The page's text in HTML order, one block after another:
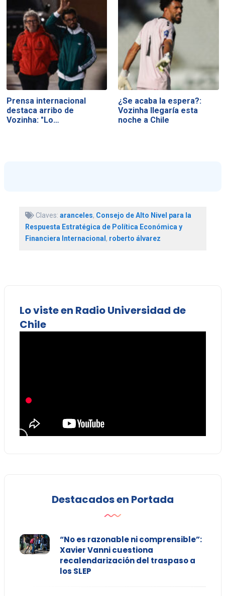
Prensa internacional
destaca arribo de
Vozinha: "Lo…
¿Se acaba la espera?:
Vozinha llegaría esta
noche a Chile
Claves: aranceles, Consejo de Alto Nivel para la
Respuesta Estratégica de Política Económica y
Financiera Internacional, roberto álvarez
Lo viste en Radio Universidad de
Chile
Destacados en Portada
“No es razonable ni comprensible”:
Xavier Vanni cuestiona
recalendarización del traspaso a
los SLEP